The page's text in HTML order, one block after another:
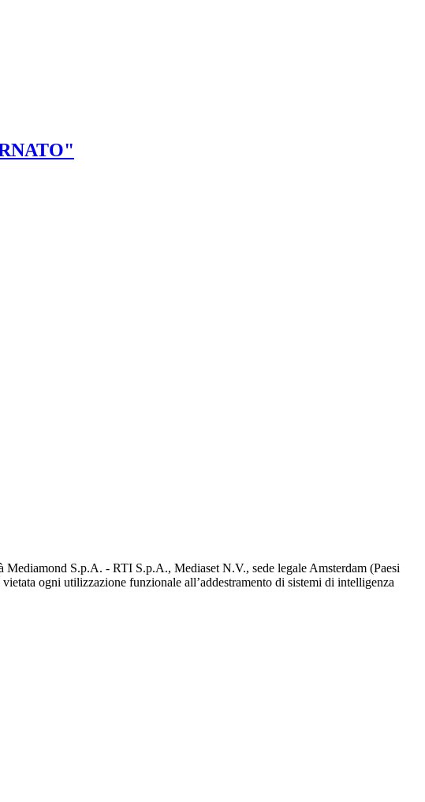
S.p.A. - RTI S.p.A., Mediaset N.V., sede legale Amsterdam (Paesi
ogni utilizzazione funzionale all’addestramento di sistemi di intelligenza